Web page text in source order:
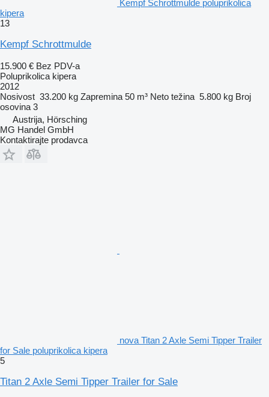
Kempf Schrottmulde poluprikolica
kipera
13
Kempf Schrottmulde
15.900 € Bez PDV-a
Poluprikolica kipera
2012
Nosivost 33.200 kg Zapremina 50 m³ Neto težina 5.800 kg Broj
osovina 3
Austrija, Hörsching
MG Handel GmbH
Kontaktirajte prodavca
nova Titan 2 Axle Semi Tipper Trailer
for Sale poluprikolica kipera
5
Titan 2 Axle Semi Tipper Trailer for Sale